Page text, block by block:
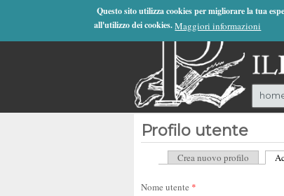
Questo sito utilizza cookies per migliorare la tua
all'utilizzo dei cookies. Maggiori informazioni
Profilo utente
Schede primarie
Crea nuovo profilo
Nome utente *